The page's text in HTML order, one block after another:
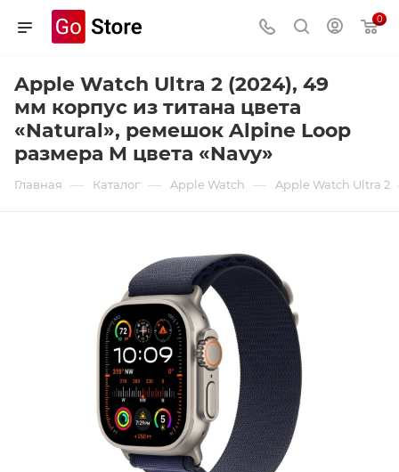
0
Apple Watch Ultra 2 (2024), 49
мм корпус из титана цвета
«Natural», ремешок Alpine Loop
размера M цвета «Navy»
Главная — Каталог — Apple Watch — Apple Watch Ultra 2